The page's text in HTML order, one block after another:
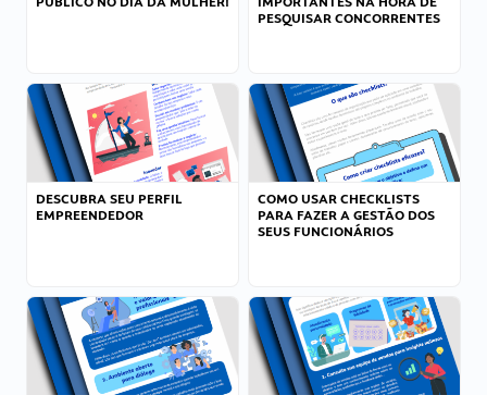
PESQUISAR CONCORRENTES
DESCUBRA SEU PERFIL
EMPREENDEDOR
COMO USAR CHECKLISTS
PARA FAZER A GESTÃO DOS
SEUS FUNCIONÁRIOS